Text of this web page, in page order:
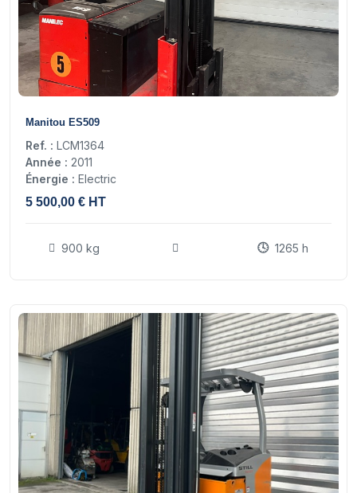
Manitou ES509
Ref. : LCM1364
Année : 2011
Énergie : Electric
5 500,00 € HT
900 kg 1265 h